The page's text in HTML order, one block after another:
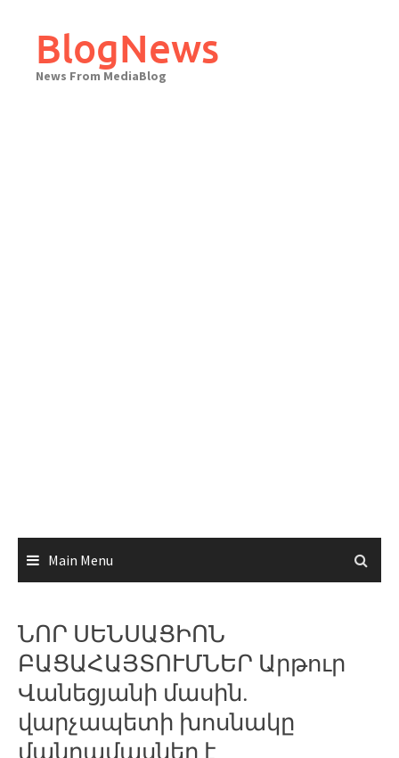
contentBlogNews
News From MediaBlog
Main Menu
ՆՈՐ ՍԵՆՍԱՑԻՈՆ
ԲԱՑԱՀԱՅՏՈՒՄՆԵՐ Արթուր
Վանեցյանի մասին.
վարչապետի խոսնակը
մանրամասներ է